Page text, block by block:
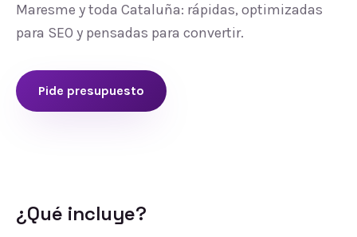
Maresme y toda Cataluña: rápidas, optimizadas
para SEO y pensadas para convertir.
Pide presupuesto
¿Qué incluye?